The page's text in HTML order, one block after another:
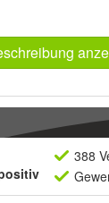
388